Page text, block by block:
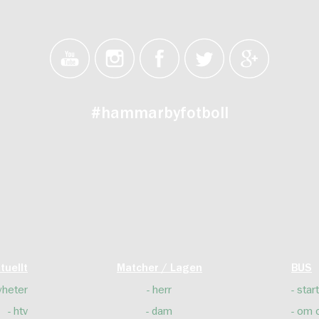
#hammarbyfotboll
htv
Matcher / Lagen
herr
dam
BUS
start
om